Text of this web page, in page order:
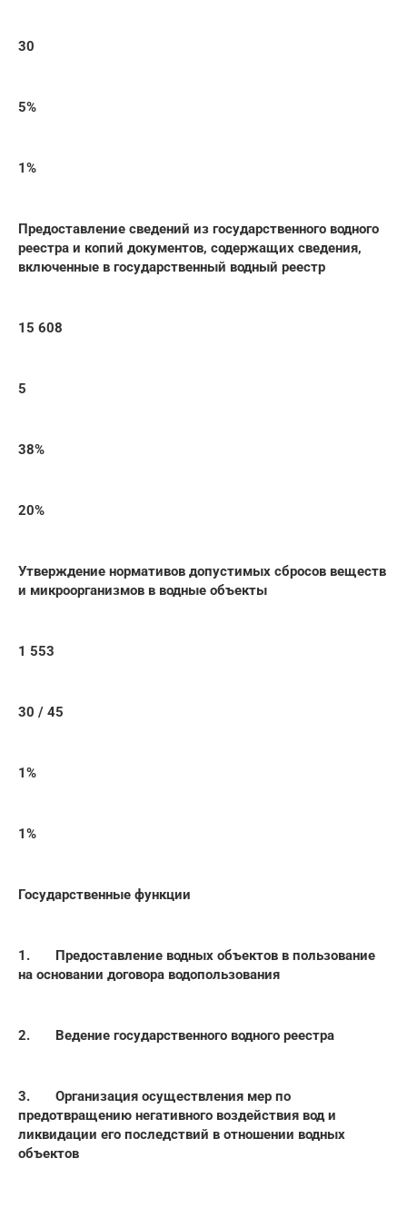
30
5%
1%
Предоставление сведений из государственного водного
реестра и копий документов, содержащих сведения,
включенные в государственный водный реестр
15 608
5
38%
20%
Утверждение нормативов допустимых сбросов веществ
и микроорганизмов в водные объекты
1 553
30 / 45
1%
1%
Государственные функции
1. Предоставление водных объектов в пользование
на основании договора водопользования
2. Ведение государственного водного реестра
3. Организация осуществления мер по
предотвращению негативного воздействия вод и
ликвидации его последствий в отношении водных
объектов